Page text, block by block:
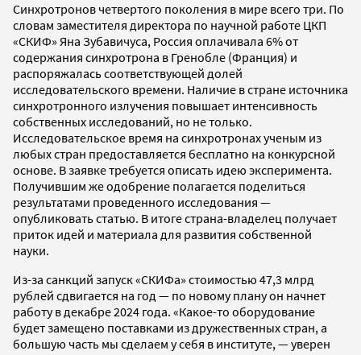
Синхротронов четвертого поколения в мире всего три. По
словам заместителя директора по научной работе ЦКП
«СКИФ» Яна Зубавичуса, Россия оплачивала 6% от
содержания синхротрона в Гренобле (Франция) и
распоряжалась соответствующей долей
исследовательского времени. Наличие в стране источника
синхротронного излучения повышает интенсивность
собственных исследований, но не только.
Исследовательское время на синхротронах ученым из
любых стран предоставляется бесплатно на конкурсной
основе. В заявке требуется описать идею эксперимента.
Получившим же одобрение полагается поделиться
результатами проведенного исследования —
опубликовать статью. В итоге страна-владелец получает
приток идей и материала для развития собственной
науки.
Из-за санкций запуск «СКИФа» стоимостью 47,3 млрд
рублей сдвигается на год — по новому плану он начнет
работу в декабре 2024 года. «Какое-то оборудование
будет замещено поставками из дружественных стран, а
большую часть мы сделаем у себя в институте, — уверен